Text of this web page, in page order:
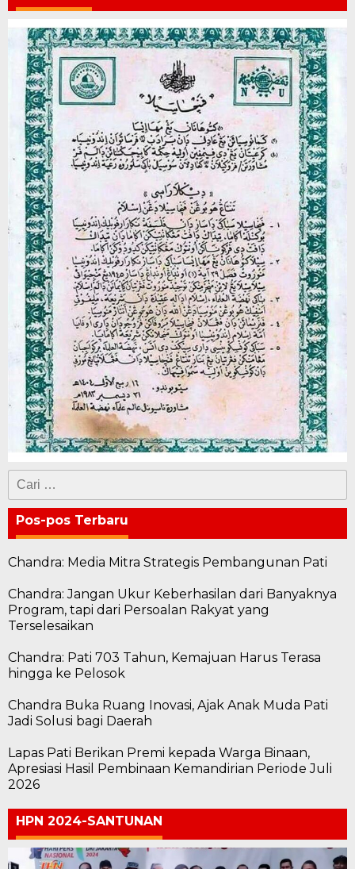
Cari
untuk:
Pos-pos Terbaru
Chandra: Media Mitra Strategis Pembangunan Pati
Chandra: Jangan Ukur Keberhasilan dari Banyaknya
Program, tapi dari Persoalan Rakyat yang
Terselesaikan
Chandra: Pati 703 Tahun, Kemajuan Harus Terasa
hingga ke Pelosok
Chandra Buka Ruang Inovasi, Ajak Anak Muda Pati
Jadi Solusi bagi Daerah
Lapas Pati Berikan Premi kepada Warga Binaan,
Apresiasi Hasil Pembinaan Kemandirian Periode Juli
2026
HPN 2024-SANTUNAN